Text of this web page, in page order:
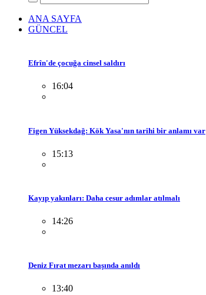
ANA SAYFA
GÜNCEL
Efrîn'de çocuğa cinsel saldırı
16:04
Figen Yüksekdağ: Kök Yasa'nın tarihi bir anlamı var
15:13
Kayıp yakınları: Daha cesur adımlar atılmalı
14:26
Deniz Fırat mezarı başında anıldı
13:40